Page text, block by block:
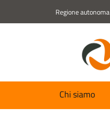
Regione
Chi siamo